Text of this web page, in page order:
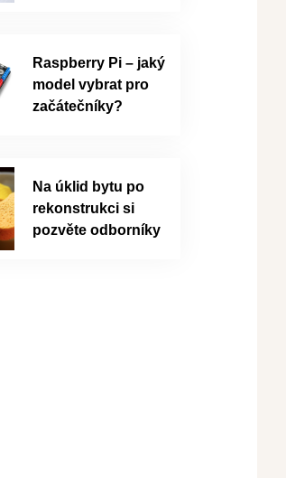
Raspberry Pi – jaký
model vybrat pro
začátečníky?
Na úklid bytu po
rekonstrukci si
pozvěte odborníky